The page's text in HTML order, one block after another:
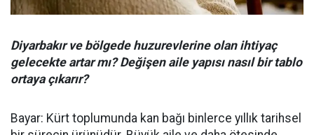
Diyarbakır ve bölgede huzurevlerine olan ihtiyaç
gelecekte artar mı? Değişen aile yapısı nasıl bir tablo
ortaya çıkarır?
Bayar: Kürt toplumunda kan bağı binlerce yıllık tarihsel